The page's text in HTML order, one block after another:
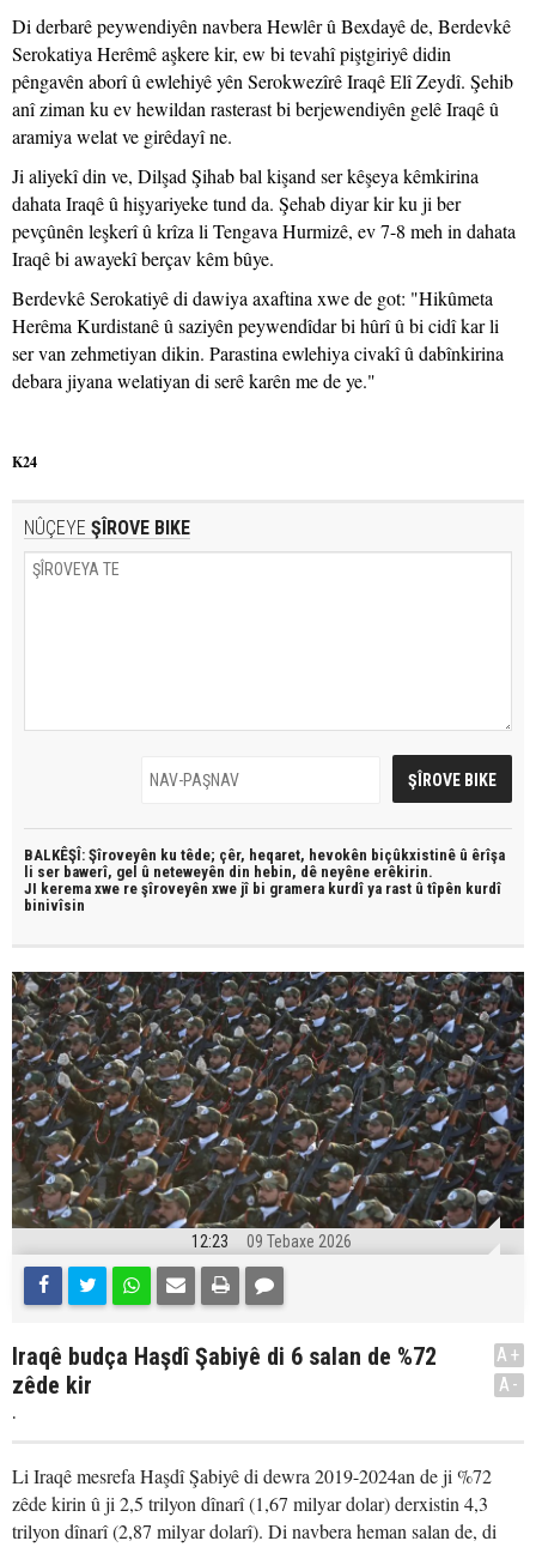
Di derbarê peywendiyên navbera Hewlêr û Bexdayê de, Berdevkê
Serokatiya Herêmê aşkere kir, ew bi tevahî piştgiriyê didin
pêngavên aborî û ewlehiyê yên Serokwezîrê Iraqê Elî Zeydî. Şehib
anî ziman ku ev hewildan rasterast bi berjewendiyên gelê Iraqê û
aramiya welat ve girêdayî ne.
Ji aliyekî din ve, Dilşad Şihab bal kişand ser kêşeya kêmkirina
dahata Iraqê û hişyariyeke tund da. Şehab diyar kir ku ji ber
pevçûnên leşkerî û krîza li Tengava Hurmizê, ev 7-8 meh in dahata
Iraqê bi awayekî berçav kêm bûye.
Berdevkê Serokatiyê di dawiya axaftina xwe de got: "Hikûmeta
Herêma Kurdistanê û saziyên peywendîdar bi hûrî û bi cidî kar li
ser van zehmetiyan dikin. Parastina ewlehiya civakî û dabînkirina
debara jiyana welatiyan di serê karên me de ye."
K24
NÛÇEYE ŞÎROVE BIKE
BALKÊŞÎ: Şîroveyên ku têde; çêr, heqaret, hevokên biçûkxistinê û êrîşa
li ser bawerî, gel û neteweyên din hebin, dê neyêne erêkirin.
JI kerema xwe re şîroveyên xwe jî bi gramera kurdî ya rast û tîpên kurdî
binivîsin
12:23 09 Tebaxe 2026
Iraqê budça Haşdî Şabiyê di 6 salan de %72
zêde kir
.
A+
A-
Li Iraqê mesrefa Haşdî Şabiyê di dewra 2019-2024an de ji %72
zêde kirin û ji 2,5 trilyon dînarî (1,67 milyar dolar) derxistin 4,3
trilyon dînarî (2,87 milyar dolarî). Di navbera heman salan de, di